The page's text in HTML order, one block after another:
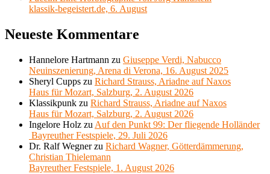
klassik-begeistert.de, 6. August
Neueste Kommentare
Hannelore Hartmann zu Giuseppe Verdi, Nabucco
Neuinszenierung, Arena di Verona, 16. August 2025
Sheryl Cupps zu Richard Strauss, Ariadne auf Naxos
Haus für Mozart, Salzburg, 2. August 2026
Klassikpunk zu Richard Strauss, Ariadne auf Naxos
Haus für Mozart, Salzburg, 2. August 2026
Ingelore Holz zu Auf den Punkt 99: Der fliegende Holländer
Bayreuther Festspiele, 29. Juli 2026
Dr. Ralf Wegnerzu Richard Wagner, Götterdämmerung,
Christian Thielemann
Bayreuther Festspiele, 1. August 2026